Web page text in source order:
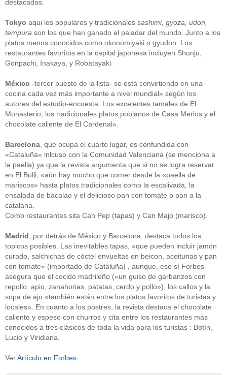
destacadas.
Tokyo aqui los populares y tradicionales sashimi, gyoza, udon,
tempura son los que han ganado el paladar del mundo. Junto a los
platos menos conocidos como okonomiyaki o gyudon. Los
restaurantes favoritos en la capital japonesa incluyen Shunju,
Gonpachi, Inakaya, y Robatayaki.
México -tercer puesto de la lista- se está convirtiendo en una
cocina cada vez más importante a nivel mundial» según los
autores del estudio-encuesta. Los excelentes tamales de El
Monasterio, los tradicionales platos poblanos de Casa Merlos y el
chocolate caliente de El Cardenal».
Barcelona , que ocupa el cuarto lugar, es confundida con
«Cataluña» inlcuso con la Comunidad Valenciana (se menciona a
la paella) ya que la revista argumenta que si no se logra reservar
en El Bulli, «aún hay mucho que comer desde la «paella de
mariscos» hasta platos tradicionales como la escalivada, la
ensalada de bacalao y el delicioso pan con tomate o pan a la
catalana.
Como restaurantes sita Can Pep (tapas) y Can Majo (marisco).
Madrid , por detrás de México y Barcelona, destaca todos los
topicos posibles. Las inevitables tapas, «que pueden incluir jamón
curado, salchichas de cóctel envueltas en beicon, aceitunas y pan
con tomate» (importado de Cataluña) , aunque, eso sí Forbes
asegura que el cocido madrileño («un guiso de garbanzos con
repollo, apio, zanahorias, patatas, cerdo y pollo»), los callos y la
sopa de ajo «también están entre los platos favoritos de turistas y
locales». En cuanto a los postres, la revista destaca el chocolate
caliente y espeso con churros y cita entre los restaurantes más
conocidos a tres clásicos de toda la vida para los turistas : Botín,
Lucio y Viridiana.
VerArtículo en Forbes